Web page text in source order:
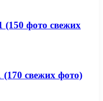
(150 фото свежих
свежих фото)